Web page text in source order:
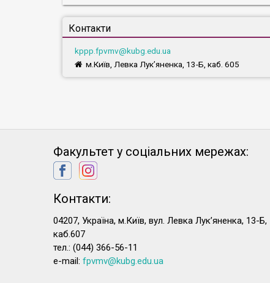
Контакти
kppp.fpvmv@kubg.edu.ua
м.Київ, Левка Лук’яненка, 13-Б, каб. 605
Факультет у соціальних мережах:
Контакти:
04207, Україна, м.Київ, вул. Левка Лук’яненка, 13-Б,
каб.607
тел.: (044) 366-56-11
e-mail: fpvmv@kubg.edu.ua